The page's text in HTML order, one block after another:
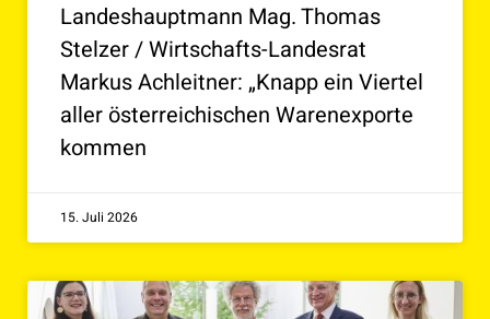
Landeshauptmann Mag. Thomas
Stelzer / Wirtschafts-Landesrat
Markus Achleitner: „Knapp ein Viertel
aller österreichischen Warenexporte
kommen
15. Juli 2026